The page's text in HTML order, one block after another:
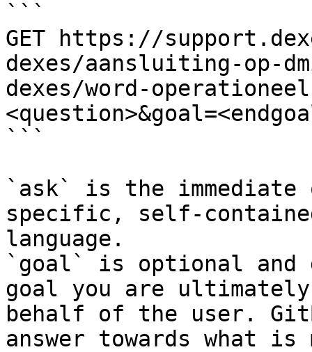
```
GET https://
dexes/aansluiting-op-
dexes/word-
```
`ask` is the
specific, self-
language.
`goal` is optional and
goal you are
behalf of the user.
answer towards what